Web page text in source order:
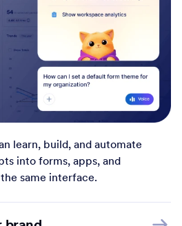
learn, build, and automate
into forms, apps, and
same interface.